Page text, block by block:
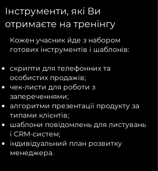
Інструменти, які Ви
отримаєте на тренінгу
Кожен учасник йде з набором
готових інструментів і шаблонів:
скрипти для телефонних та
особистих продажів;
чек-листи для роботи з
запереченнями;
алгоритми презентації продукту за
типами клієнтів;
шаблони повідомлень для листувань
і CRM-систем;
індивідуальний план розвитку
менеджера.